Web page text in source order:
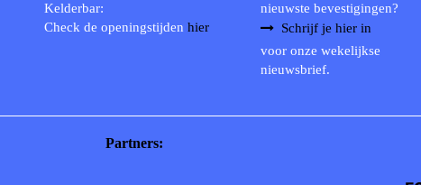
Kelderbar:
Check de openingstijden hier
nieuwste bevestigingen?
Schrijf je hier in
voor onze wekelijkse
nieuwsbrief.
Partners: